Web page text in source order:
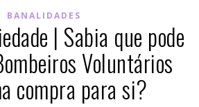
BANALIDADES
| Sabia que pode
Voluntários
compra para si?